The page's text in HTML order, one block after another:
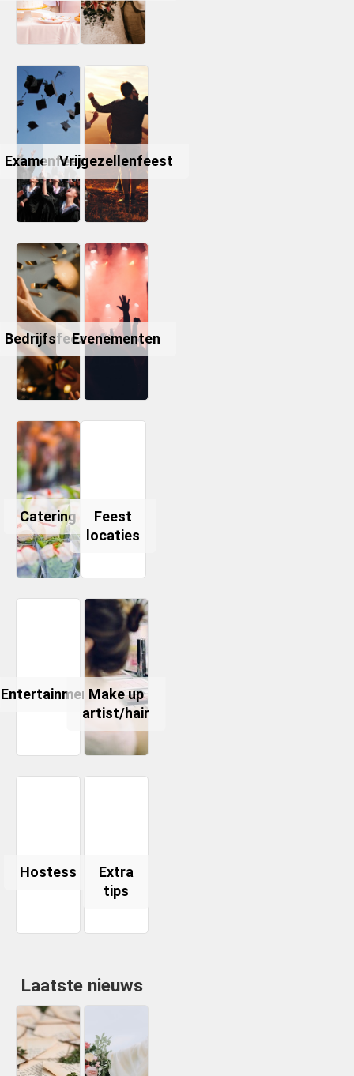
ExamenfeestVrijgezellenfeest
BedrijfsfeestEvenementen
Catering
Feest
locaties
EntertainmentMake up
artist/hair
Hostess
Extra
tips
Laatste nieuws